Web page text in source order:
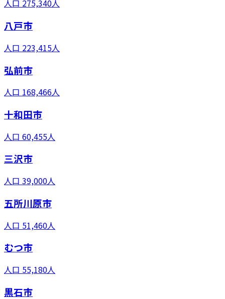
人口 275,340人
八戸市
人口 223,415人
弘前市
人口 168,466人
十和田市
人口 60,455人
三沢市
人口 39,000人
五所川原市
人口 51,460人
むつ市
人口 55,180人
黒石市